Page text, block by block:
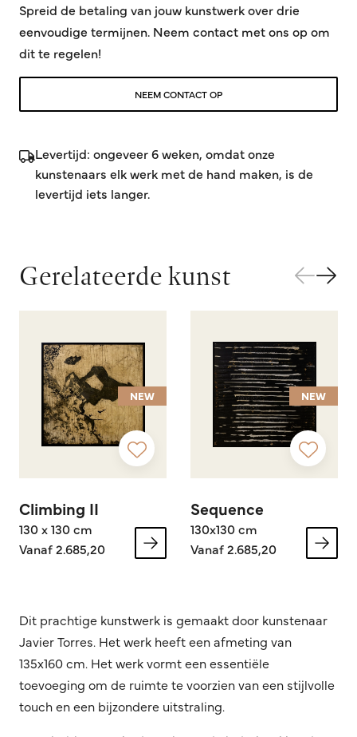
Spreid de betaling van jouw kunstwerk over drie
eenvoudige termijnen. Neem contact met ons op om
dit te regelen!
NEEM CONTACT OP
Levertijd: ongeveer 6 weken, omdat onze
kunstenaars elk werk met de hand maken, is de
levertijd iets langer.
Gerelateerde kunst
NEW
Climbing II
130 x 130 cm
Vanaf 2.685,20
NEW
Sequence
130x130 cm
Vanaf 2.685,20
Dit prachtige kunstwerk is gemaakt door kunstenaar
Javier Torres. Het werk heeft een afmeting van
135x160 cm. Het werk vormt een essentiële
toevoeging om de ruimte te voorzien van een stijlvolle
touch en een bijzondere uitstraling.